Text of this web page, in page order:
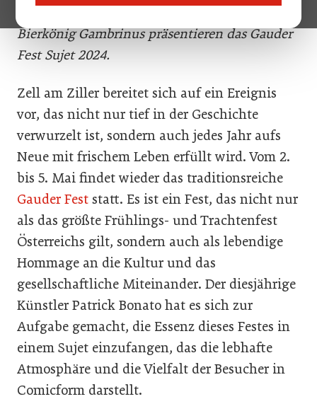
Bierkönig Gambrinus präsentieren das Gauder
Fest Sujet 2024.
Zell am Ziller bereitet sich auf ein Ereignis
vor, das nicht nur tief in der Geschichte
verwurzelt ist, sondern auch jedes Jahr aufs
Neue mit frischem Leben erfüllt wird. Vom 2.
bis 5. Mai findet wieder das traditionsreiche
Gauder Fest statt. Es ist ein Fest, das nicht nur
als das größte Frühlings- und Trachtenfest
Österreichs gilt, sondern auch als lebendige
Hommage an die Kultur und das
gesellschaftliche Miteinander. Der diesjährige
Künstler Patrick Bonato hat es sich zur
Aufgabe gemacht, die Essenz dieses Festes in
einem Sujet einzufangen, das die lebhafte
Atmosphäre und die Vielfalt der Besucher in
Comicform darstellt.